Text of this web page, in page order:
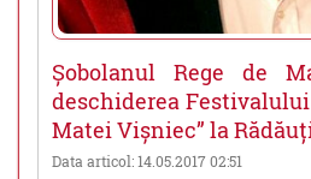
Șobolanul Rege de
deschiderea
Matei Vișniec” la
Data articol: 14.05.2017 02:51